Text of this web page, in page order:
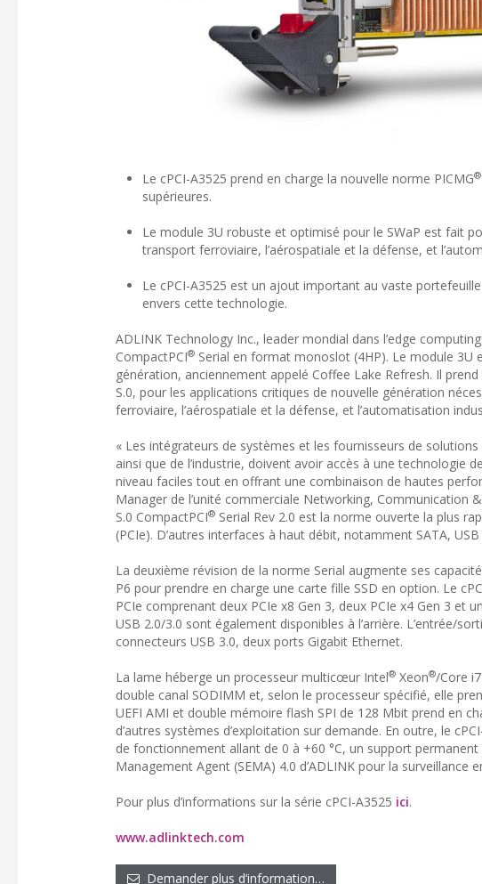
Le cPCI-A3525 prend en charge la nouvelle norme PICMG®
supérieures.
Le module 3U robuste et optimisé pour le SWaP est fait
transport ferroviaire, l’aérospatiale et la défense, et
Le cPCI-A3525 est un ajout important au vaste
envers cette technologie.
ADLINK Technology Inc., leader mondial dans l’edge
CompactPCI® Serial en format monoslot (4HP). Le module 3U
génération, anciennement appelé Coffee Lake Refresh. Il
S.0, pour les applications critiques de nouvelle génération
ferroviaire, l’aérospatiale et la défense, et l’automatisation
« Les intégrateurs de systèmes et les fournisseurs de
ainsi que de l’industrie, doivent avoir accès à une
niveau faciles tout en offrant une combinaison de hautes
Manager de l’unité commerciale Networking, Communication
S.0 CompactPCI® Serial Rev 2.0 est la norme ouverte la plus
(PCIe). D’autres interfaces à haut débit, notamment SATA,
La deuxième révision de la norme Serial augmente ses
P6 pour prendre en charge une carte fille SSD en option. Le
PCIe comprenant deux PCIe x8 Gen 3, deux PCIe x4 Gen 3 et
USB 2.0/3.0 sont également disponibles à l’arrière. L’entrée/
connecteurs USB 3.0, deux ports Gigabit Ethernet.
La lame héberge un processeur multicœur Intel® Xeon®/Core
double canal SODIMM et, selon le processeur spécifié, elle
UEFI AMI et double mémoire flash SPI de 128 Mbit prend en
d’autres systèmes d’exploitation sur demande. En outre, le
de fonctionnement allant de 0 à +60 °C, un support
Management Agent (SEMA) 4.0 d’ADLINK pour la surveillance
Pour plus d’informations sur la série cPCI-A3525 ici.
www.adlinktech.com
Demander plus d’information…